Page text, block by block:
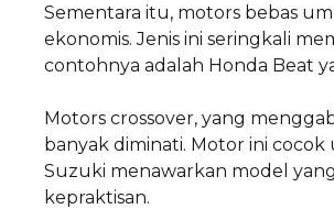
Sementara itu, motors bebas
ekonomis. Jenis ini seringkali
contohnya adalah Honda Beat
Motors crossover, yang
banyak diminati. Motor ini
Suzuki menawarkan model
kepraktisan.